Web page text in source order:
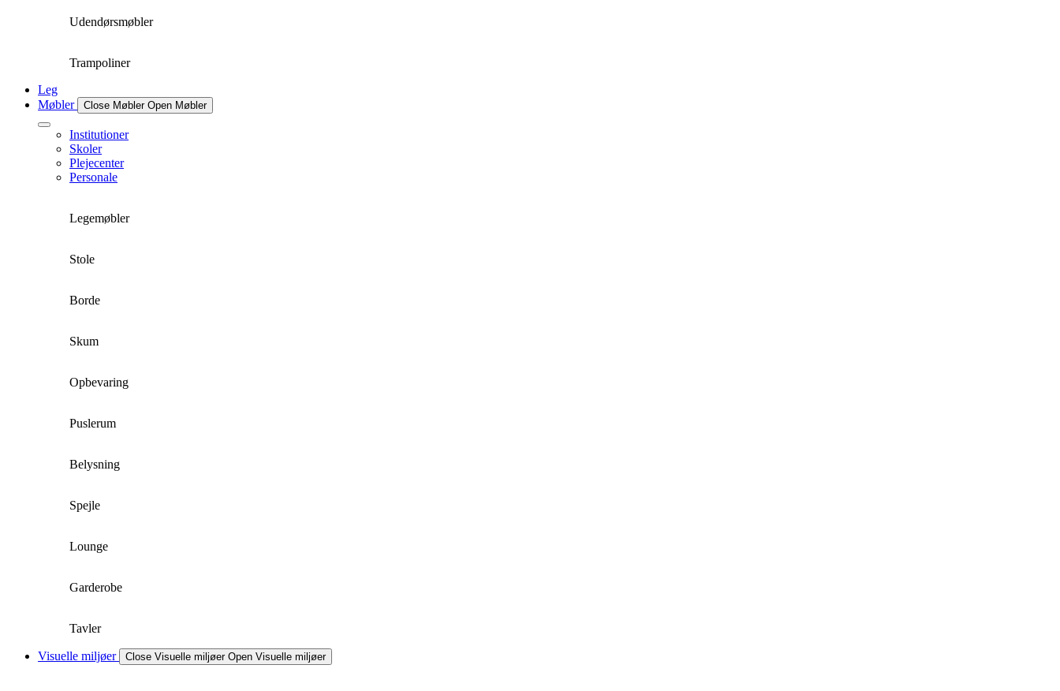
Udendørsmøbler
Trampoliner
Leg
Møbler
Close Møbler Open Møbler
Institutioner
Skoler
Plejecenter
Personale
Legemøbler
Stole
Borde
Skum
Opbevaring
Puslerum
Belysning
Spejle
Lounge
Garderobe
Tavler
Visuelle miljøer Close Visuelle miljøer Open Visuelle miljøer